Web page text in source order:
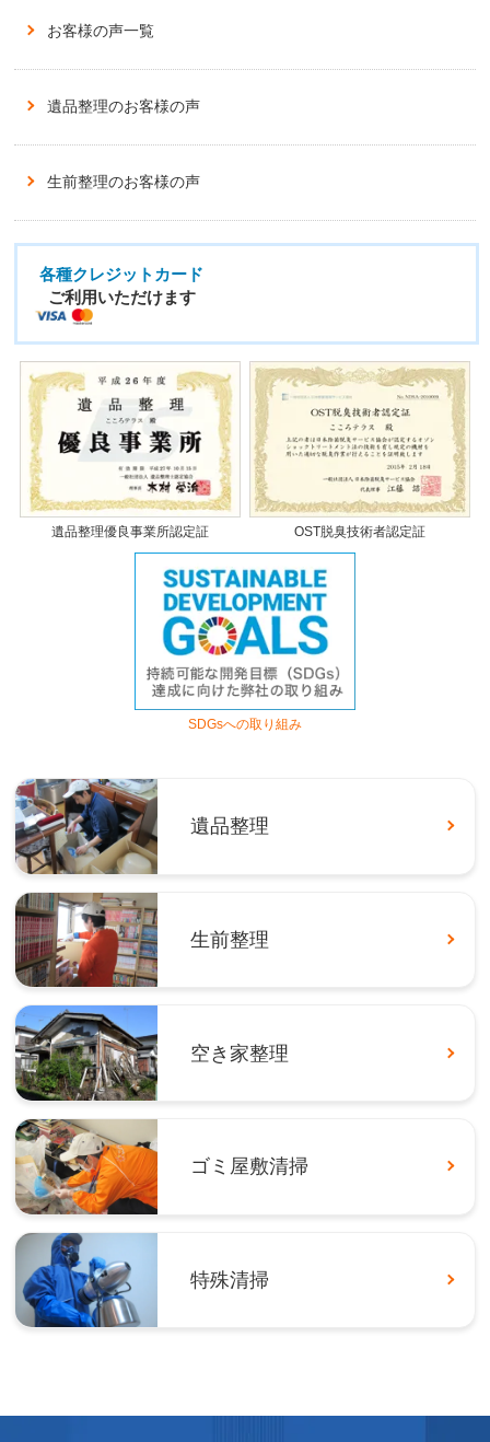
お客様の声一覧
遺品整理のお客様の声
生前整理のお客様の声
各種クレジットカード
ご利用いただけます
遺品整理優良事業所認定証 OST脱臭技術者認定証
SDGsへの取り組み
遺品整理
生前整理
空き家整理
ゴミ屋敷清掃
特殊清掃